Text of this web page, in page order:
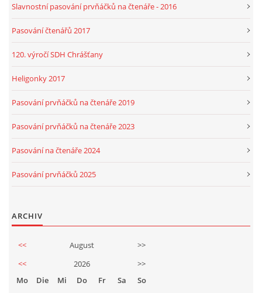
Slavnostní pasování prvňáčků na čtenáře - 2016
Pasování čtenářů 2017
120. výročí SDH Chrášťany
Heligonky 2017
Pasování prvňáčků na čtenáře 2019
Pasování prvňáčků na čtenáře 2023
Pasování na čtenáře 2024
Pasování prvňáčků 2025
ARCHIV
<< August
>>
<<
2026
>>
Mo
Die Mi Do Fr Sa
So